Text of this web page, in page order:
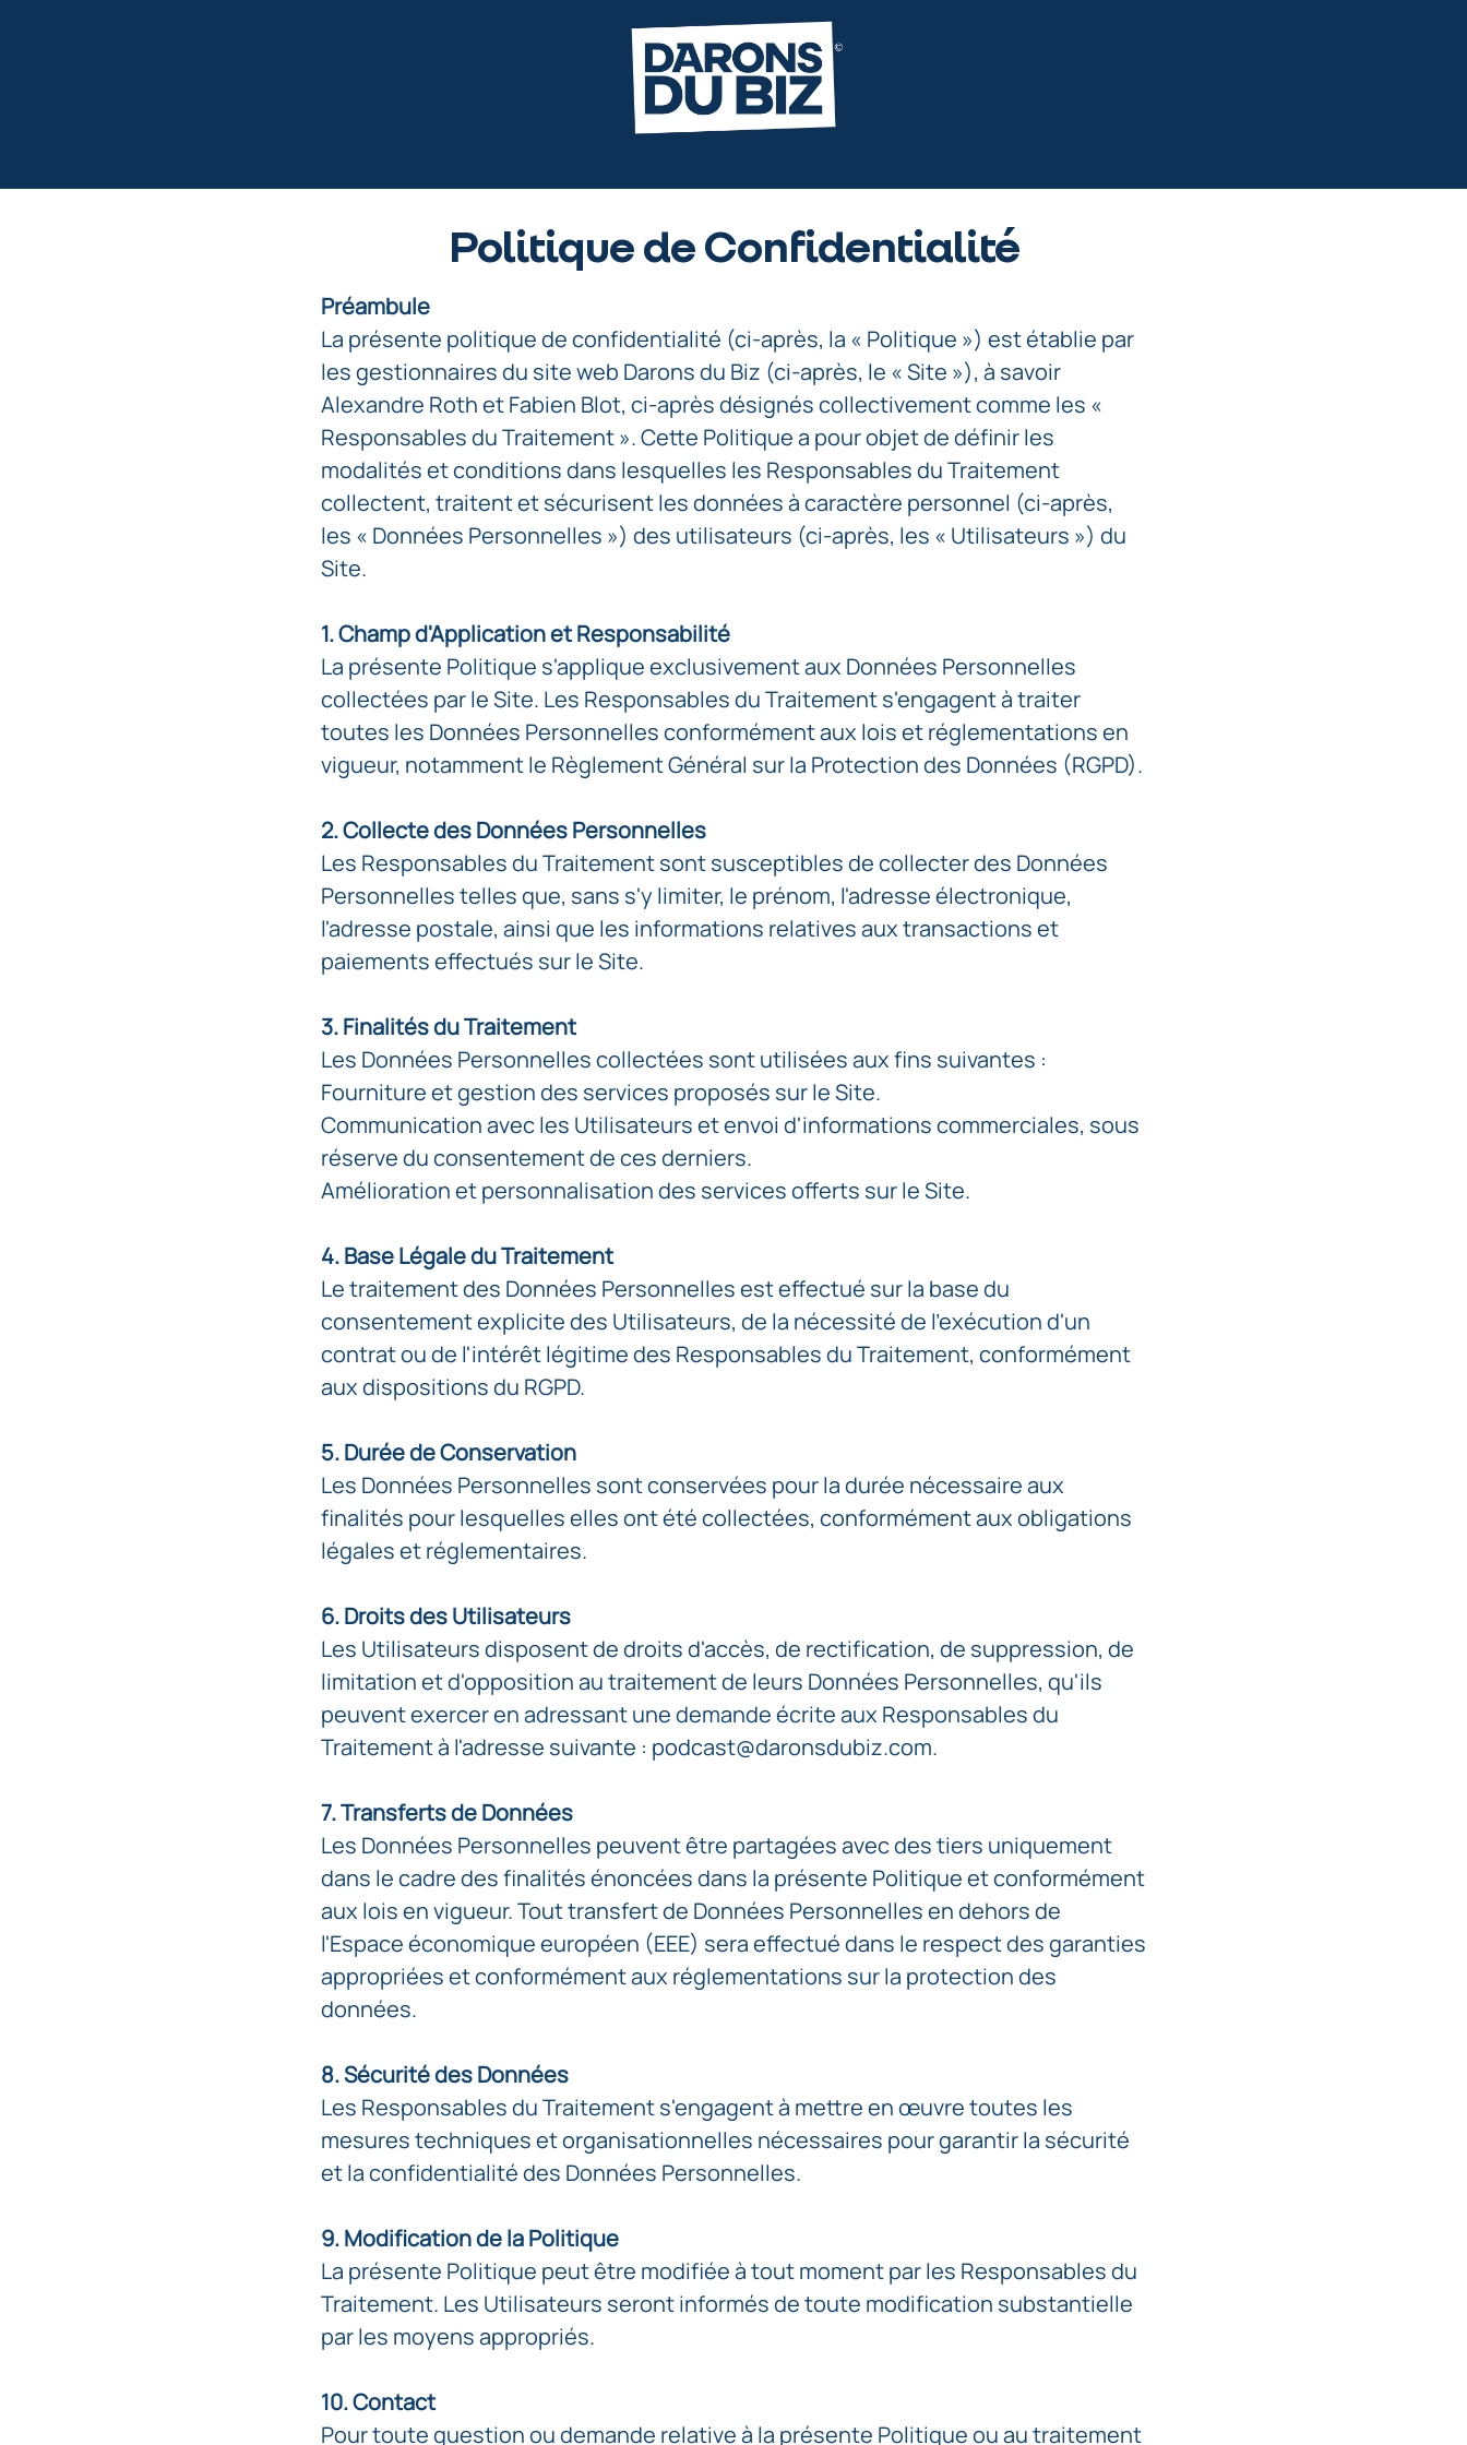
Politique de Confidentialité
Préambule
La présente politique de confidentialité (ci-après, la « Politique ») est établie par
les gestionnaires du site web Darons du Biz (ci-après, le « Site »), à savoir
Alexandre Roth et Fabien Blot, ci-après désignés collectivement comme les «
Responsables du Traitement ». Cette Politique a pour objet de définir les
modalités et conditions dans lesquelles les Responsables du Traitement
collectent, traitent et sécurisent les données à caractère personnel (ci-après,
les « Données Personnelles ») des utilisateurs (ci-après, les « Utilisateurs ») du
Site.
1. Champ d'Application et Responsabilité
La présente Politique s'applique exclusivement aux Données Personnelles
collectées par le Site. Les Responsables du Traitement s'engagent à traiter
toutes les Données Personnelles conformément aux lois et réglementations en
vigueur, notamment le Règlement Général sur la Protection des Données (RGPD).
2. Collecte des Données Personnelles
Les Responsables du Traitement sont susceptibles de collecter des Données
Personnelles telles que, sans s'y limiter, le prénom, l'adresse électronique,
l'adresse postale, ainsi que les informations relatives aux transactions et
paiements effectués sur le Site.
3. Finalités du Traitement
Les Données Personnelles collectées sont utilisées aux fins suivantes :
Fourniture et gestion des services proposés sur le Site.
Communication avec les Utilisateurs et envoi d'informations commerciales, sous
réserve du consentement de ces derniers.
Amélioration et personnalisation des services offerts sur le Site.
4. Base Légale du Traitement
Le traitement des Données Personnelles est effectué sur la base du
consentement explicite des Utilisateurs, de la nécessité de l'exécution d'un
contrat ou de l'intérêt légitime des Responsables du Traitement, conformément
aux dispositions du RGPD.
5. Durée de Conservation
Les Données Personnelles sont conservées pour la durée nécessaire aux
finalités pour lesquelles elles ont été collectées, conformément aux obligations
légales et réglementaires.
6. Droits des Utilisateurs
Les Utilisateurs disposent de droits d'accès, de rectification, de suppression, de
limitation et d'opposition au traitement de leurs Données Personnelles, qu'ils
peuvent exercer en adressant une demande écrite aux Responsables du
Traitement à l'adresse suivante : podcast@daronsdubiz.com.
7. Transferts de Données
Les Données Personnelles peuvent être partagées avec des tiers uniquement
dans le cadre des finalités énoncées dans la présente Politique et conformément
aux lois en vigueur. Tout transfert de Données Personnelles en dehors de
l'Espace économique européen (EEE) sera effectué dans le respect des garanties
appropriées et conformément aux réglementations sur la protection des
données.
8. Sécurité des Données
Les Responsables du Traitement s'engagent à mettre en œuvre toutes les
mesures techniques et organisationnelles nécessaires pour garantir la sécurité
et la confidentialité des Données Personnelles.
9. Modification de la Politique
La présente Politique peut être modifiée à tout moment par les Responsables du
Traitement. Les Utilisateurs seront informés de toute modification substantielle
par les moyens appropriés.
10. Contact
Pour toute question ou demande relative à la présente Politique ou au traitement